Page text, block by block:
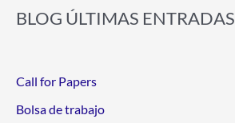
BLOG ÚLTIMAS ENTRADAS
Call for Papers
Bolsa de trabajo